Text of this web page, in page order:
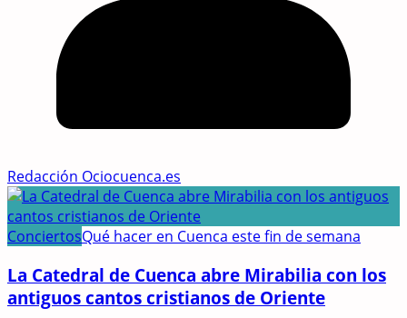
Redacción Ociocuenca.es
ConciertosQué hacer en Cuenca este fin de semana
La Catedral de Cuenca abre Mirabilia con los
antiguos cantos cristianos de Oriente